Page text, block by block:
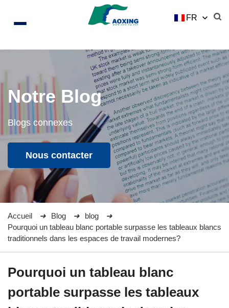
FR
Notre Blog
Blogs connexes
Nous contacter
Accueil Blog
blog
Pourquoi un tableau blanc portable surpasse les tableaux blancs
traditionnels dans les espaces de travail modernes?
Pourquoi un tableau blanc
portable surpasse les tableaux